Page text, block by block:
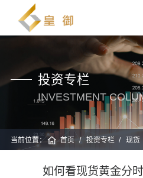
投资专栏
INVESTMENT
当前位置： 首页 投资专栏 现货
如何看现货黄金分